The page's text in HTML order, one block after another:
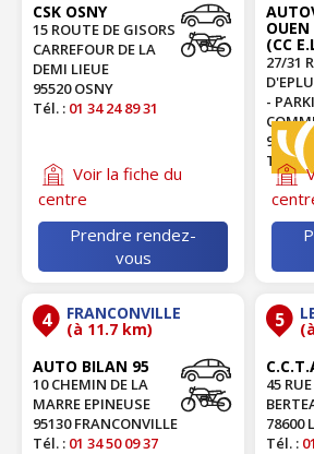
CSK OSNY
15 ROUTE DE GISORS
CARREFOUR DE LA
DEMI LIEUE
95520 OSNY
Tél. : 01 34 24 89 31
Voir la fiche du
centre
Prendre rendez-
vous
(CC
27/31
-
95310
Tél. :
4 FRANCONVILLE
(à 11.7 km)
AUTO BILAN 95
10 CHEMIN DE LA
MARRE EPINEUSE
95130 FRANCONVILLE
Tél. : 01 34 50 09 37
5
45
78600
Tél. :